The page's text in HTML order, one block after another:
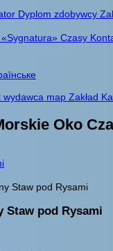
Dyplom zdobywcy
Czasy
Oko
Staw pod Rysami
Staw pod Rysami